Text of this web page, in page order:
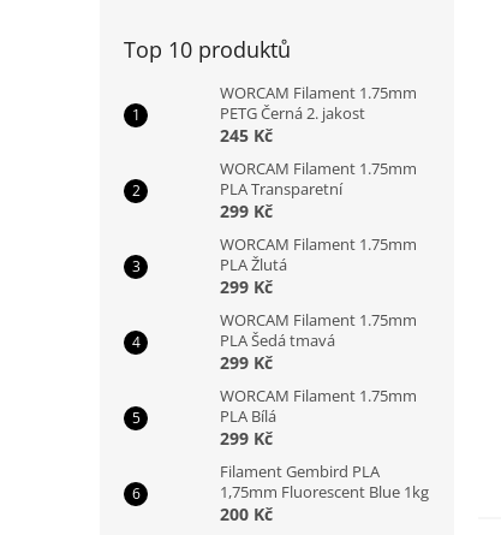
Top 10 produktů
WORCAM Filament 1.75mm
PETG Černá 2. jakost
245 Kč
WORCAM Filament 1.75mm
PLA Transparetní
299 Kč
WORCAM Filament 1.75mm
PLA Žlutá
299 Kč
WORCAM Filament 1.75mm
PLA Šedá tmavá
299 Kč
WORCAM Filament 1.75mm
PLA Bílá
299 Kč
Filament Gembird PLA
1,75mm Fluorescent Blue 1kg
200 Kč